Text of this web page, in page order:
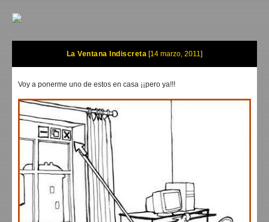
La Ventana Indiscreta 14 marzo, 2011
Voy a ponerme uno de estos en casa ¡¡pero ya!!!